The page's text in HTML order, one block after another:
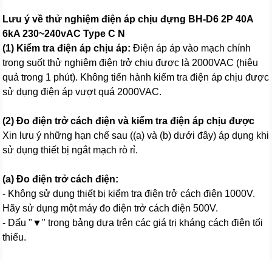
Lưu ý về thử nghiệm điện áp chịu đựng BH-D6 2P 40A
6kA 230~240vAC Type C N
(1) Kiểm tra điện áp chịu áp: Điện áp áp vào mạch chính
trong suốt thử nghiệm điện trở chịu được là 2000VAC (hiệu
quả trong 1 phút). Không tiến hành kiểm tra điện áp chịu được
sử dụng điện áp vượt quá 2000VAC.
(2) Đo điện trở cách điện và kiểm tra điện áp chịu được
Xin lưu ý những hạn chế sau ((a) và (b) dưới đây) áp dụng khi
sử dụng thiết bị ngắt mạch rò rỉ.
(a) Đo điện trở cách điện:
- Không sử dụng thiết bị kiểm tra điện trở cách điện 1000V.
Hãy sử dụng một máy đo điện trở cách điện 500V.
- Dấu "▼" trong bảng dựa trên các giá trị kháng cách điện tối
thiểu.